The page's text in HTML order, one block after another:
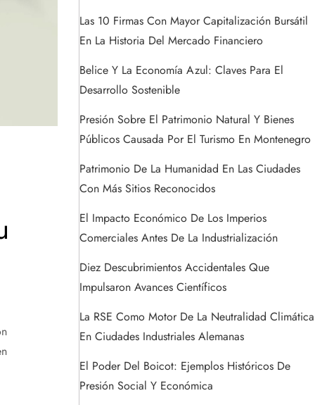
Las 10 Firmas Con Mayor Capitalización Bursátil
En La Historia Del Mercado Financiero
Belice Y La Economía Azul: Claves Para El
Desarrollo Sostenible
Presión Sobre El Patrimonio Natural Y Bienes
Públicos Causada Por El Turismo En Montenegro
Patrimonio De La Humanidad En Las Ciudades
Con Más Sitios Reconocidos
El Impacto Económico De Los Imperios
Comerciales Antes De La Industrialización
Diez Descubrimientos Accidentales Que
Impulsaron Avances Científicos
La RSE Como Motor De La Neutralidad Climática
En Ciudades Industriales Alemanas
El Poder Del Boicot: Ejemplos Históricos De
Presión Social Y Económica